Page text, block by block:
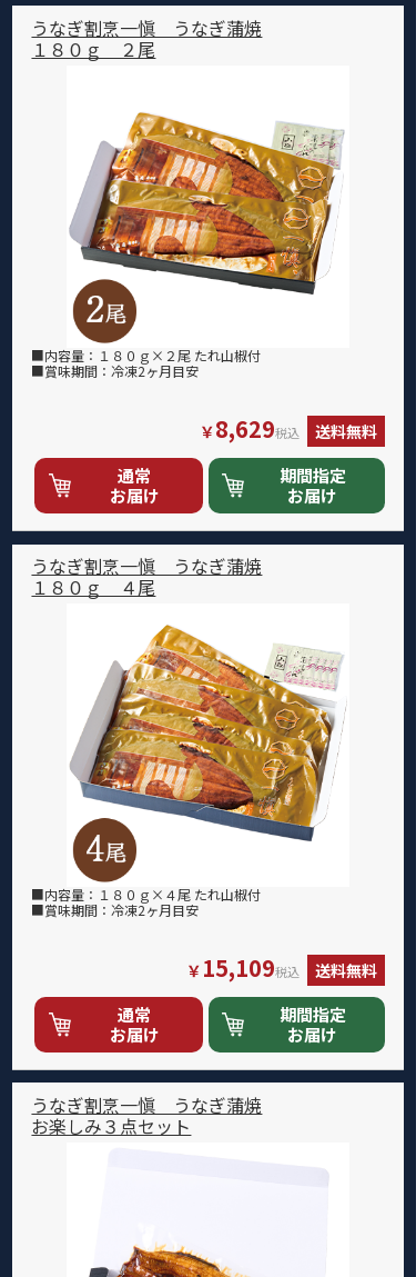
うなぎ割烹一愼 うなぎ蒲焼
１８０ｇ ２尾
■内容量：１８０ｇ×２尾 たれ山椒付
■賞味期間：冷凍2ヶ月目安
￥8,629税込 送料無料
通常
お届け
期間指定
お届け
うなぎ割烹一愼 うなぎ蒲焼
１８０ｇ ４尾
■内容量：１８０ｇ×４尾 たれ山椒付
■賞味期間：冷凍2ヶ月目安
￥ 15,109税込 送料無料
通常
お届け
期間指定
お届け
うなぎ割烹一愼 うなぎ蒲焼
お楽しみ３点セット